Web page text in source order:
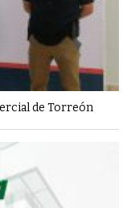
de Torreón